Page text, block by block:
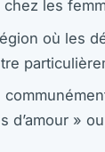
chez les
où les
d’amour »